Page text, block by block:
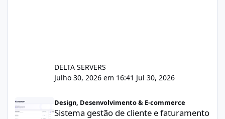
DELTA SERVERS
Julho 30, 2026 em 16:41 Jul 30, 2026
Design, Desenvolvimento & E-commerce
Sistema gestão de cliente e faturamento